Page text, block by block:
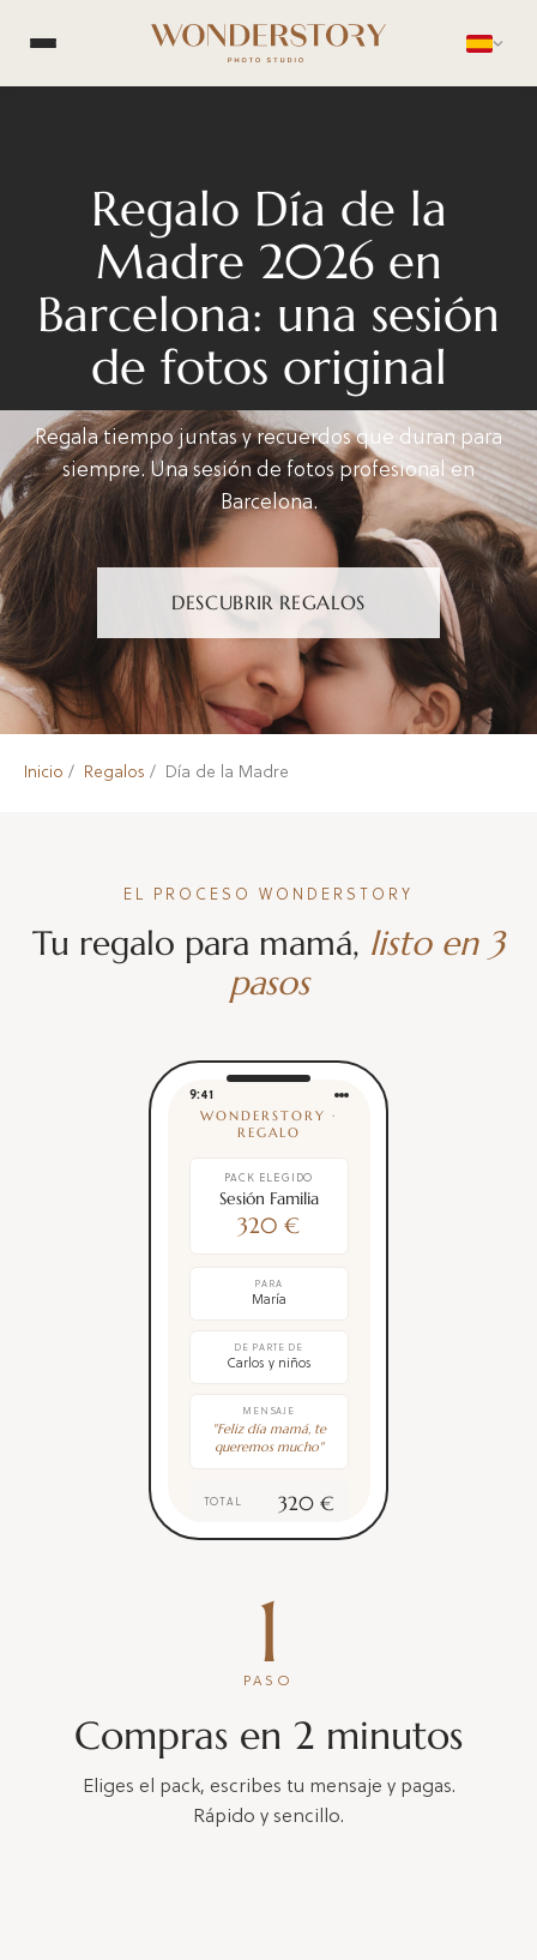
Regalo Día de la
Madre 2026 en
Barcelona: una sesión
de fotos original
Regala tiempo juntas y recuerdos que duran para
siempre. Una sesión de fotos profesional en
Barcelona.
DESCUBRIR REGALOS
Inicio Regalos Día de la Madre
EL PROCESO WONDERSTORY
Tu regalo para mamá, listo en 3
pasos
9:41
WONDERSTORY ·
REGALO
PACK ELEGIDO
Sesión Familia
320 €
PARA
María
DE PARTE DE
Carlos y niños
MENSAJE
"Feliz día mamá, te
queremos mucho"
TOTAL 320 €
1
PASO
Compras en 2 minutos
Eliges el pack, escribes tu mensaje y pagas.
Rápido y sencillo.